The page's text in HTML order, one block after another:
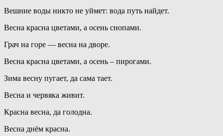
Вешние воды никто не уймет: вода путь найдет.
Весна красна цветами, а осень снопами.
Грач на горе — весна на дворе.
Весна красна цветами, а осень – пирогами.
Зима весну пугает, да сама тает.
Весна и червяка живит.
Красна весна, да голодна.
Весна днём красна.